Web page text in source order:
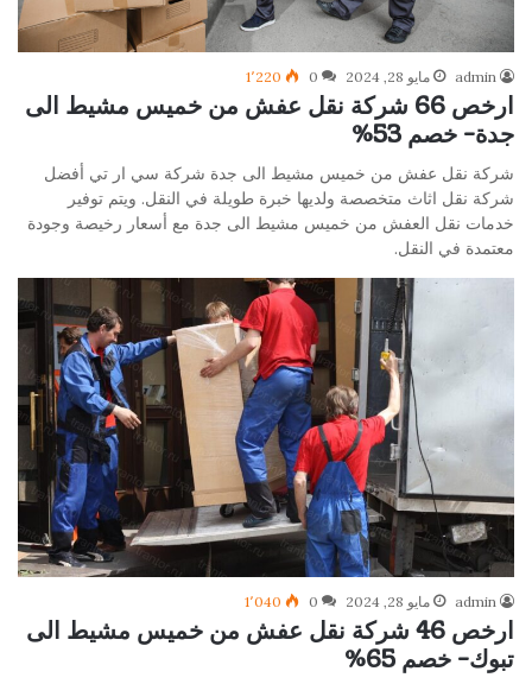
admin مايو 28, 2024 0 1٬220
ارخص 66 شركة نقل عفش من خميس مشيط الى
جدة- خصم 53%
شركة نقل عفش من خميس مشيط الى جدة شركة سي ار تي أفضل
شركة نقل اثاث متخصصة ولديها خبرة طويلة في النقل. ويتم توفير
خدمات نقل العفش من خميس مشيط الى جدة مع أسعار رخيصة وجودة
معتمدة في النقل.
admin مايو 28, 2024 0 1٬040
ارخص 46 شركة نقل عفش من خميس مشيط الى
تبوك- خصم 65%